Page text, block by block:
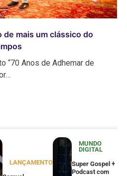
de mais um clássico do
“70 Anos de Adhemar de
LANÇAMENTOS
MUNDO
DIGITAL
Super Gospel +
Podcast com